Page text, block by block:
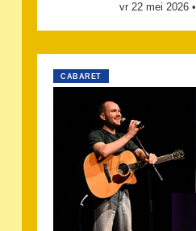
vr 22 mei 2026 •
CABARET